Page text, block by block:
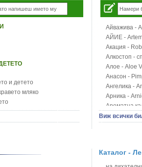
и детето
мляко
и детето
Айважива -
АЙИЕ -
Акация -
Алкостоп -
Алое - Aloe
Анасон -
Ангелика -
Арника -
Ароматна
Арония -
Блатен
Блян
Виж всички
Каталог -